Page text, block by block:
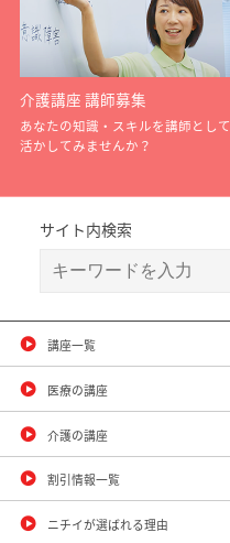
介護講座 講師募集
あなたの知識・スキルを講師として
活かしてみませんか？
サイト内検索
講座一覧
医療の講座
介護の講座
割引情報一覧
ニチイが選ばれる理由